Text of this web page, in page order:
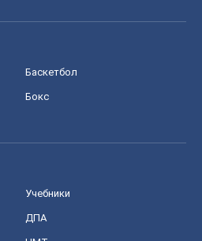
Баскетбол
Бокс
Учебники
ДПА